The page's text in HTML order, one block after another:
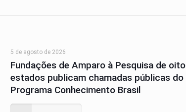
5 de agosto de 2026
Fundações de Amparo à Pesquisa de oito
estados publicam chamadas públicas do
Programa Conhecimento Brasil